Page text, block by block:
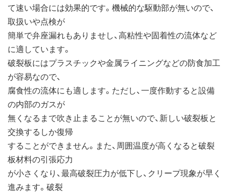
て速い場合には効果的です。機械的な駆動部が無いので、
取扱いや点検が
簡単で弁座漏れもありませし、高粘性や固着性の流体など
に適しています。
破裂板にはプラスチックや金属ライニングなどの防食加工
が容易なので、
腐食性の流体にも適します。ただし、一度作動すると設備
の内部のガスが
無くなるまで吹き止まることが無いので、新しい破裂板と
交換するしか復帰
することができません。また、周囲温度が高くなると破裂
板材料の引張応力
が小さくなり、最高破裂圧力が低下し、クリープ現象が早く
進みます。破裂